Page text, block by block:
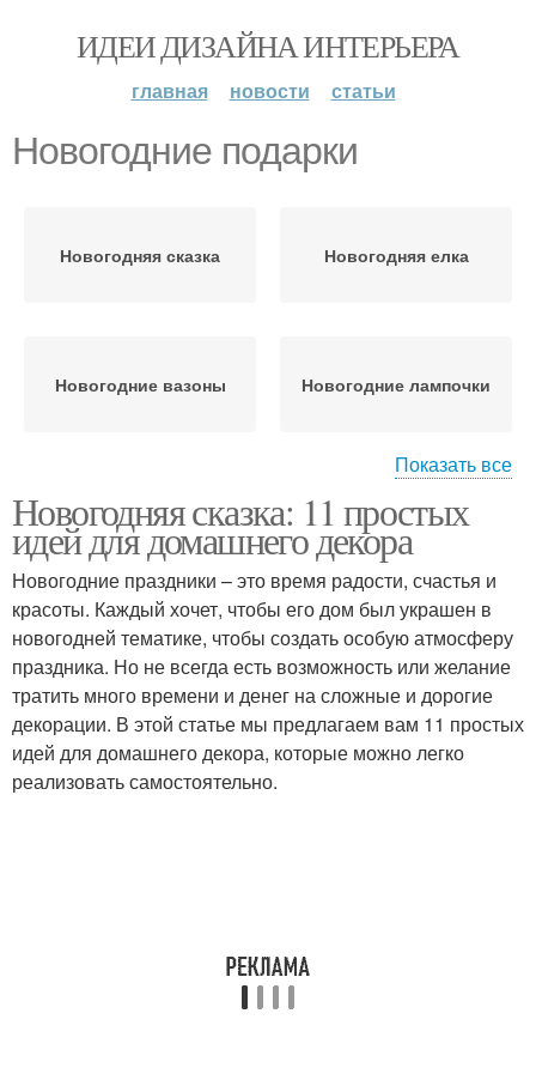
ИДЕИ ДИЗАЙНА ИНТЕРЬЕРА
главная новости статьи
Новогодние подарки
Новогодняя сказка Новогодняя елка
Новогодние вазоны Новогодние лампочки
Новогодние картинки Новогодние коврики
Новогодние шары Новогодние розетки
Новогодние ветви
Показать все
Новогодняя сказка: 11 простых
идей для домашнего декора
Новогодние праздники – это время радости, счастья и
красоты. Каждый хочет, чтобы его дом был украшен в
новогодней тематике, чтобы создать особую атмосферу
праздника. Но не всегда есть возможность или желание
тратить много времени и денег на сложные и дорогие
декорации. В этой статье мы предлагаем вам 11 простых
идей для домашнего декора, которые можно легко
реализовать самостоятельно.